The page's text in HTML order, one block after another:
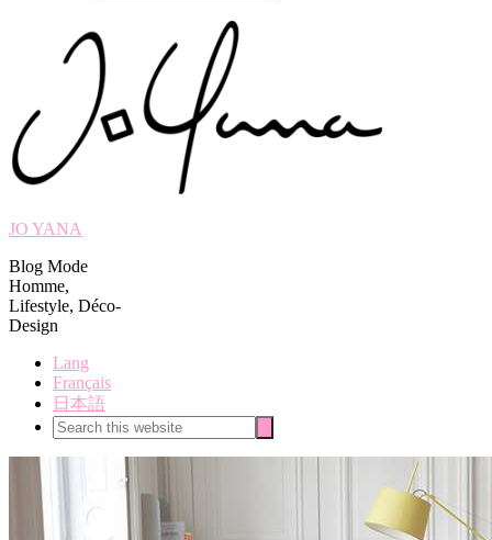
JO YANA
Blog Mode
Homme,
Lifestyle, Déco-
Design
Lang
Français
日本語
Search
this